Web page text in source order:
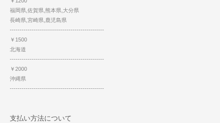
福岡県,佐賀県,熊本県,大分県
長崎県,宮崎県,鹿児島県
------------------------------------------------
￥1500
北海道
------------------------------------------------
￥2000
沖縄県
------------------------------------------------
支払い方法について